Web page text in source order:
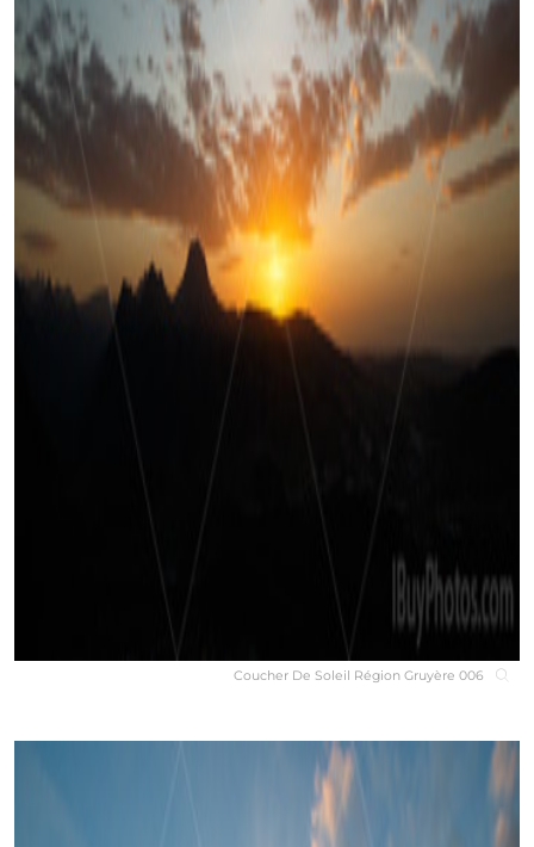
Coucher De Soleil Région Gruyère 006